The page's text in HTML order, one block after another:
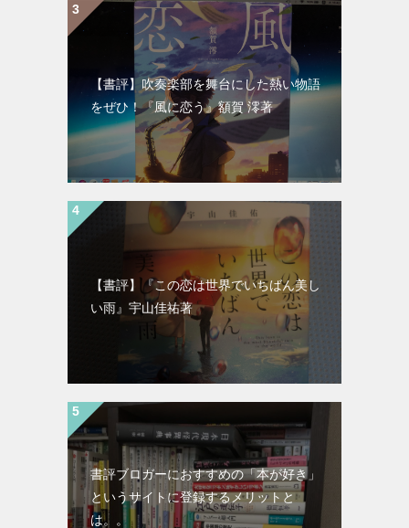
【書評】吹奏楽部を舞台にした熱い物語
をぜひ！『風に恋う』額賀 澪著
【書評】『この恋は世界でいちばん美し
い雨』宇山佳祐著
書評ブロガーにおすすめの「本が好き」
というサイトに登録するメリットと
は。。